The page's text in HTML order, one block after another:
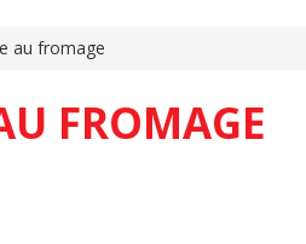
au fromage
FROMAGE